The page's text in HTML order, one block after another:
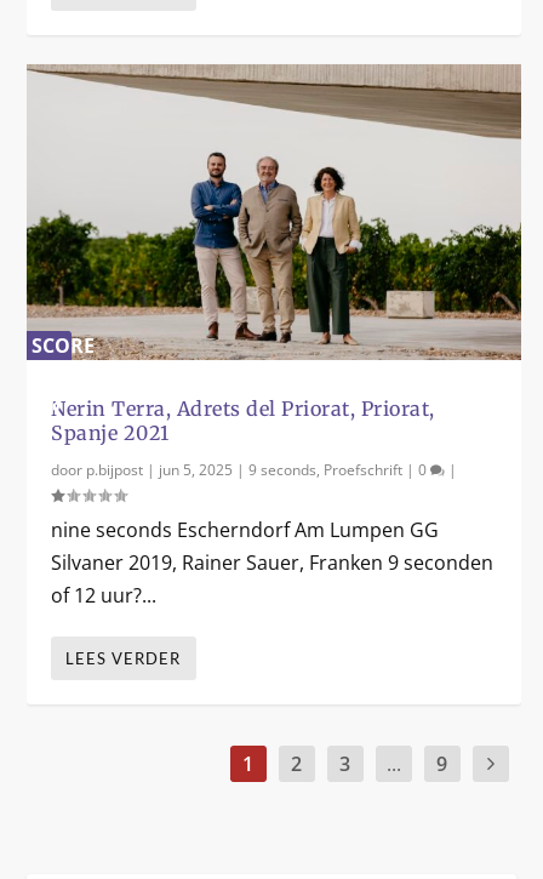
SCORE
%
Nerin Terra, Adrets del Priorat, Priorat,
Spanje 2021
door p.bijpost | jun 5, 2025 |9 seconds, Proefschrift |0 |
nine seconds Escherndorf Am Lumpen GG
Silvaner 2019, Rainer Sauer, Franken 9 seconden
of 12 uur?...
LEES VERDER
1 2 3 ... 9